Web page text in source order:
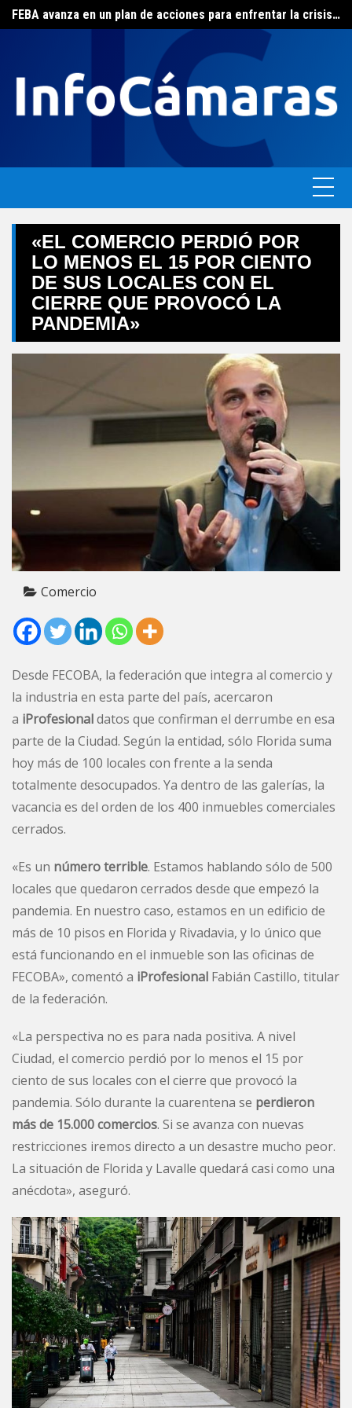
Skip
toEl ERAS continúa con el beneficio de la tarifa social del agua
«EL COMERCIO PERDIÓ POR
LO MENOS EL 15 POR CIENTO
DE SUS LOCALES CON EL
CIERRE QUE PROVOCÓ LA
PANDEMIA»
Comercio
Desde FECOBA, la federación que integra al comercio y
la industria en esta parte del país, acercaron
a iProfesionaldatos que confirman el derrumbe en esa
parte de la Ciudad. Según la entidad, sólo Florida suma
hoy más de 100 locales con frente a la senda
totalmente desocupados. Ya dentro de las galerías, la
vacancia es del orden de los 400 inmuebles comerciales
cerrados.
«Es un número terrible. Estamos hablando sólo de 500
locales que quedaron cerrados desde que empezó la
pandemia. En nuestro caso, estamos en un edificio de
más de 10 pisos en Florida y Rivadavia, y lo único que
está funcionando en el inmueble son las oficinas de
FECOBA», comentó a iProfesional Fabián Castillo, titular
de la federación.
«La perspectiva no es para nada positiva. A nivel
Ciudad, el comercio perdió por lo menos el 15 por
ciento de sus locales con el cierre que provocó la
pandemia. Sólo durante la cuarentena se perdieron
más de 15.000 comercios. Si se avanza con nuevas
restricciones iremos directo a un desastre mucho peor.
La situación de Florida y Lavalle quedará casi como una
anécdota», aseguró.